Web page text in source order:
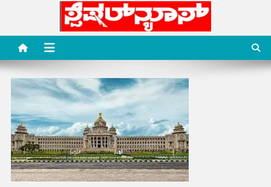
content
Special News Media
Special News Media